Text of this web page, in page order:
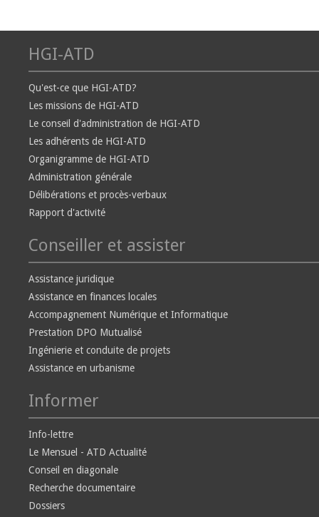
HGI-ATD
Qu'est-ce que HGI-ATD?
Les missions de HGI-ATD
Le conseil d'administration de HGI-ATD
Les adhérents de HGI-ATD
Organigramme de HGI-ATD
Administration générale
Délibérations et procès-verbaux
Rapport d'activité
Conseiller et assister
Assistance juridique
Assistance en finances locales
Accompagnement Numérique et Informatique
Prestation DPO Mutualisé
Ingénierie et conduite de projets
Assistance en urbanisme
Informer
Info-lettre
Le Mensuel - ATD Actualité
Conseil en diagonale
Recherche documentaire
Dossiers